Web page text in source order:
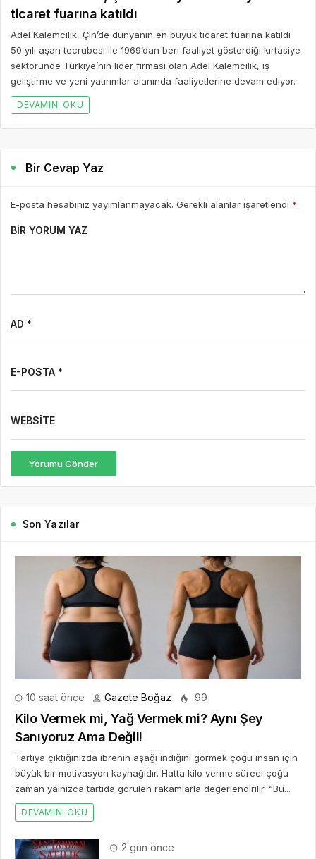
ticaret fuarına katıldı
Adel Kalemcilik, Çin’de dünyanın en büyük ticaret fuarına katıldı
50 yılı aşan tecrübesi ile 1969’dan beri faaliyet gösterdiği kırtasiye
sektöründe Türkiye’nin lider firması olan Adel Kalemcilik, iş
geliştirme ve yeni yatırımlar alanında faaliyetlerine devam ediyor.
DEVAMINI OKU
Bir Cevap Yaz
E-posta hesabınız yayımlanmayacak. Gerekli alanlar işaretlendi *
BIR YORUM YAZ
AD *
E-POSTA *
WEBSITE
Yorumu Gönder
Son Yazılar
10 saat önce Gazete Boğaz 99
Kilo Vermek mi, Yağ Vermek mi? Aynı Şey
Sanıyoruz Ama Değil!
Tartıya çıktığınızda ibrenin aşağı indiğini görmek çoğu insan için
büyük bir motivasyon kaynağıdır. Hatta kilo verme süreci çoğu
zaman yalnızca tartıda görülen rakamlarla değerlendirilir. “Bu...
DEVAMINI OKU
2 gün önce